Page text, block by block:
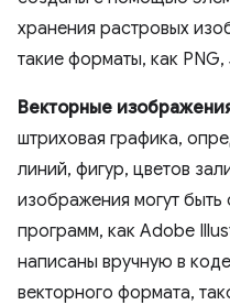
хранения растровых
такие форматы, как PNG,
Векторные
штриховая графика,
линий, фигур, цветов
изображения могут
программ, как Adobe
написаны вручную в
векторного формата,